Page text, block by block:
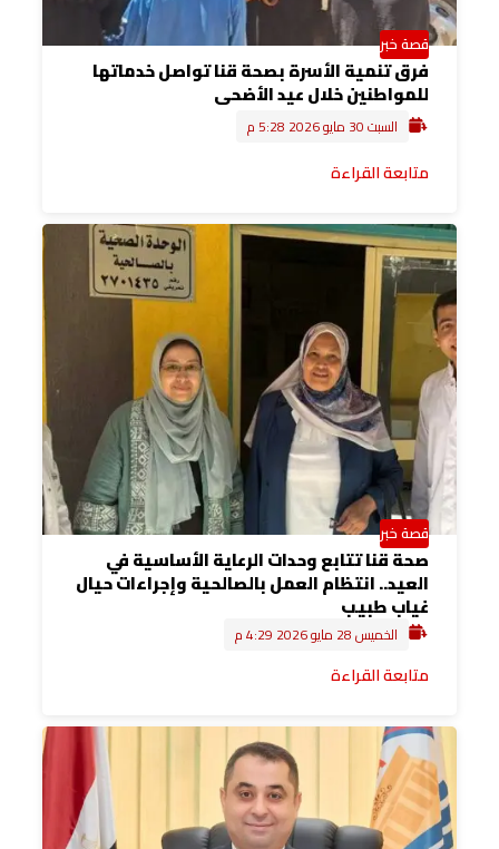
قصة خبر
فرق تنمية الأسرة بصحة قنا تواصل خدماتها
للمواطنين خلال عيد الأضحى
السبت 30 مايو 2026 5:28 م
متابعة القراءة
قصة خبر
صحة قنا تتابع وحدات الرعاية الأساسية في
العيد.. انتظام العمل بالصالحية وإجراءات حيال
غياب طبيب
الخميس 28 مايو 2026 4:29 م
متابعة القراءة